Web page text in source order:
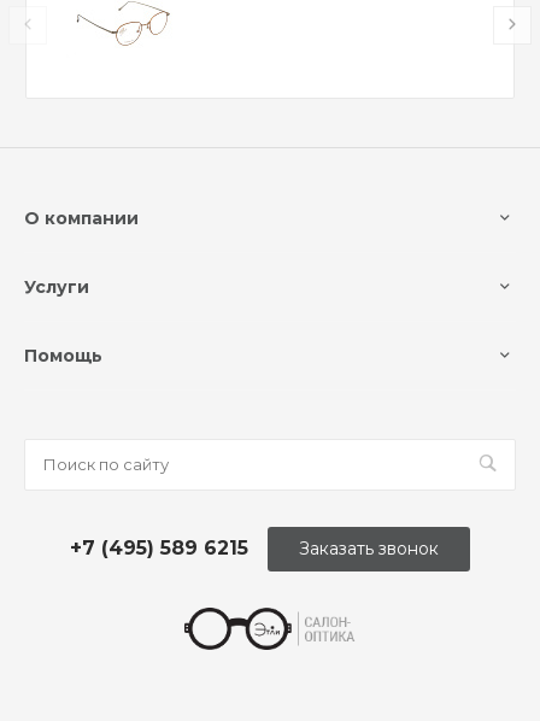
О компании
Услуги
Помощь
+7 (495) 589 6215 Заказать звонок